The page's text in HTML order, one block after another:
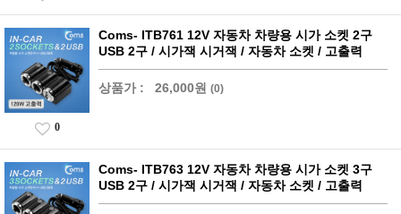
Coms- ITB761 12V 자동차 차량용 시가 소켓 2구
USB 2구 / 시가잭 시거잭 / 자동차 소켓 / 고출력
상품가 : 26,000원 (0)
0
Coms- ITB763 12V 자동차 차량용 시가 소켓 3구
USB 2구 / 시가잭 시거잭 / 자동차 소켓 / 고출력